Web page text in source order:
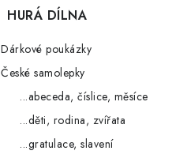
HURÁ DÍLNA
Dárkové poukázky
České samolepky
...abeceda, číslice, měsíce
...děti, rodina, zvířata
...gratulace, slavení